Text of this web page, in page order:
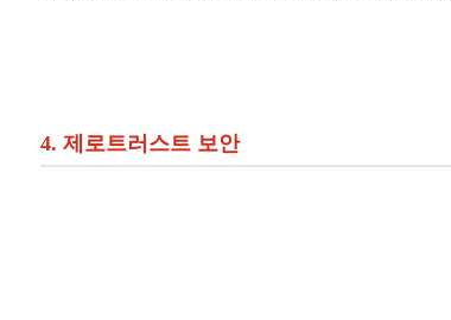
4. 제로트러스트 보안